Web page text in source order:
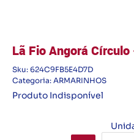
Lã Fio Angorá
Sku: 624C9FB5E4D7D
Categoria: ARMARINHOS
Produto Indisponível